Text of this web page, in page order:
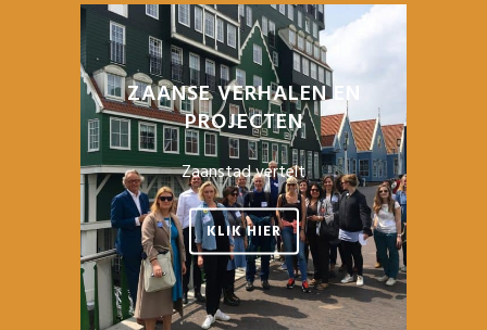
ZAANSE VERHALEN EN
PROJECTEN
Zaanstad vertelt
KLIK HIER